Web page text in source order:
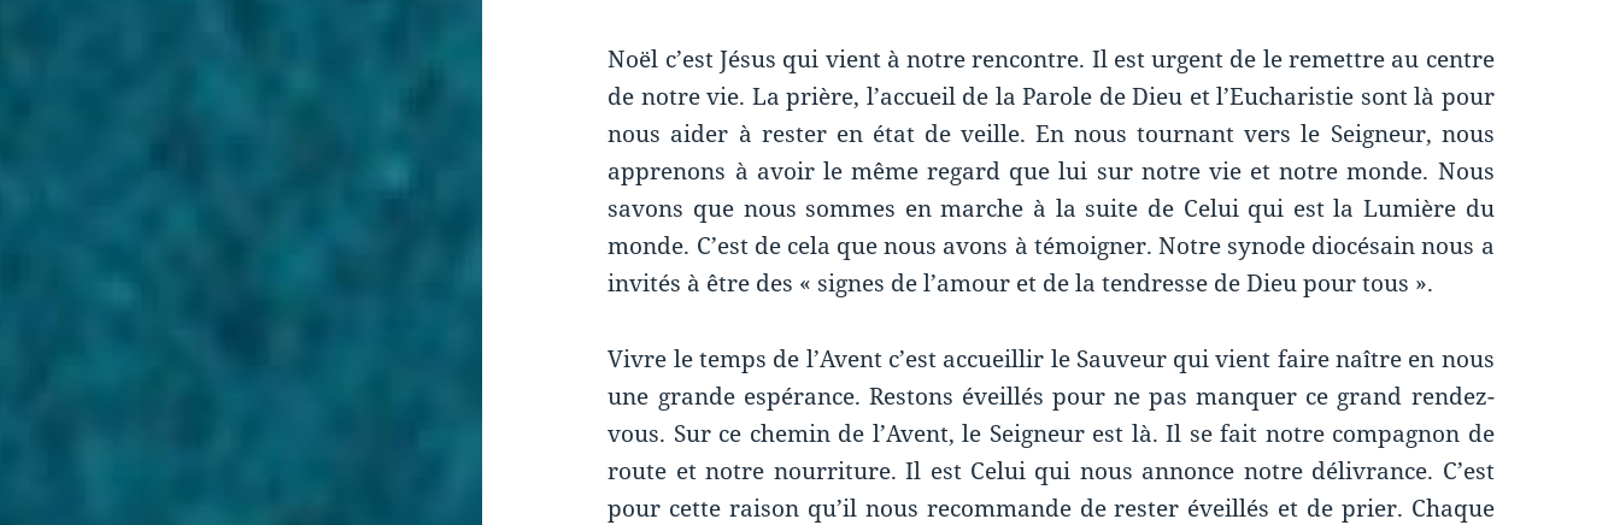
Noël c’est Jésus qui vient à notre rencontre. Il est urgent de le remettre au centre
de notre vie. La prière, l’accueil de la Parole de Dieu et l’Eucharistie sont là pour
nous aider à rester en état de veille. En nous tournant vers le Seigneur, nous
apprenons à avoir le même regard que lui sur notre vie et notre monde. Nous
savons que nous sommes en marche à la suite de Celui qui est la Lumière du
monde. C’est de cela que nous avons à témoigner. Notre synode diocésain nous a
invités à être des « signes de l’amour et de la tendresse de Dieu pour tous ».
Vivre le temps de l’Avent c’est accueillir le Sauveur qui vient faire naître en nous
une grande espérance. Restons éveillés pour ne pas manquer ce grand rendez-
vous. Sur ce chemin de l’Avent, le Seigneur est là. Il se fait notre compagnon de
route et notre nourriture. Il est Celui qui nous annonce notre délivrance. C’est
pour cette raison qu’il nous recommande de rester éveillés et de prier. Chaque